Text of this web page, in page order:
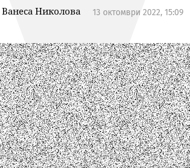
Ванеса Николова 13 октомври 2022, 15:09